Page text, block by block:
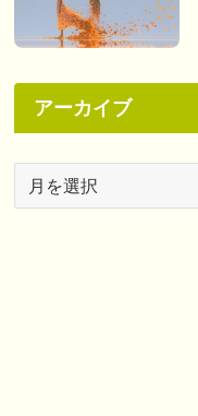
アーカイブ